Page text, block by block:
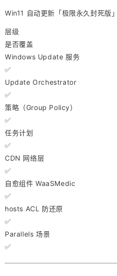
Win11 自动更新「极限永久封死版
层级
是否覆盖
Windows Update 服务
✅
Update Orchestrator
✅
策略（Group Policy）
✅
任务计划
✅
CDN 网络层
✅
自愈组件 WaaSMedic
✅
hosts ACL 防还原
✅
Parallels 场景
✅